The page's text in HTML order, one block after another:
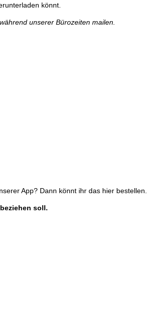
könnt.
unserer Bürozeiten mailen.
App? Dann könnt ihr das hier bestellen.
soll.